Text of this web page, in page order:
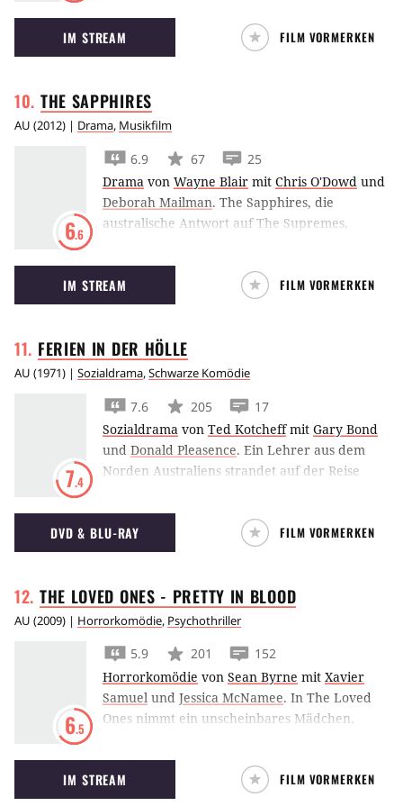
das gar nicht gefällt, weckt die neue Liebe in
der Jugendlichen aber wieder den
Lebenswillen.
IM STREAM FILM VORMERKEN
THE SAPPHIRES
AU (2012) | Drama, Musikfilm
6.6
6.9 67
25
Drama von Wayne Blair mit Chris O'Dowd und
Deborah Mailman. The Sapphires, die
australische Antwort auf The Supremes,
IM STREAM FILM VORMERKEN
FERIEN IN DER HÖLLE
AU (1971) | Sozialdrama,Schwarze Komödie
7.4
7.6 205
17
Sozialdrama von Ted Kotcheffmit Gary Bond
und Donald Pleasence. Ein Lehrer aus dem
Norden Australiens strandet auf der Reise
verliert sich in seinen Ferien in der Hölle in
einem Rausch aus Alkohol, dümmlichen
Glücksspiel und Känguru-Jagd.
DVD & BLU-RAY FILM VORMERKEN
THE LOVED ONES - PRETTY IN BLOOD
AU (2009) | Horrorkomödie, Psychothriller
6.5
5.9 201
152
Horrorkomödie von Sean Byrne mit Xavier
Samuel und Jessica McNamee. In The Loved
Ones nimmt ein unscheinbares Mädchen,
wurde, ihr Schicksal in die eigene Hand und
entführt den von ihr Auserkorenen.
IM STREAM FILM VORMERKEN